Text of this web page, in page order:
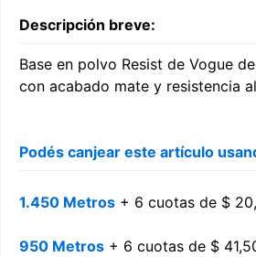
Descripción breve:
Base en polvo Resist de Vogue
con acabado mate y resistencia
Podés canjear este artículo
1.450 Metros + 6 cuotas de $
950 Metros + 6 cuotas de $